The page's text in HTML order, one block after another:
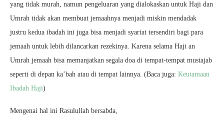
yang tidak murah, namun pengeluaran yang dialokaskan untuk Haji dan
Umrah tidak akan membuat jemaahnya menjadi miskin mendadak
justru kedua ibadah ini juga bisa menjadi syariat tersendiri bagi para
jemaah untuk lebih dilancarkan rezekinya. Karena selama Haji an
Umrah jemaah bisa memanjatkan segala doa di tempat-tempat mustajab
seperti di depan ka’bah atau di tempat lainnya. (Baca juga: Keutamaan
Ibadah Haji)
Mengenai hal ini Rasulullah bersabda,